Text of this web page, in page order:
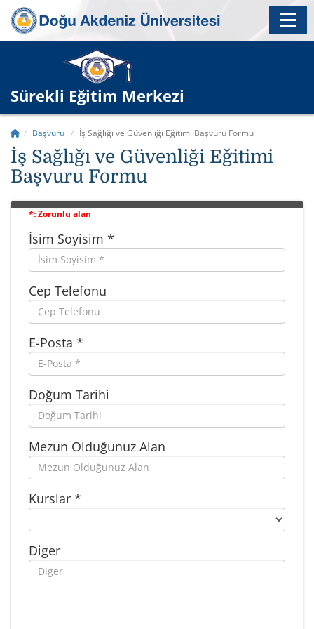
Sürekli Eğitim Merkezi
Başvuru İş Sağlığı ve Güvenliği Eğitimi Başvuru Formu
İş Sağlığı ve Güvenliği Eğitimi
Başvuru Formu
*: Zorunlu alan
İsim Soyisim *
Cep Telefonu
E-Posta *
Doğum Tarihi
Mezun Olduğunuz Alan
Kurslar *
Diger